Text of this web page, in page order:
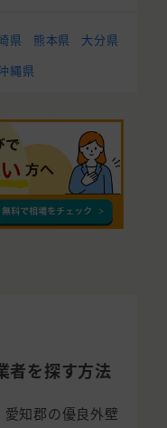
県 熊本県
大分県
縄県
者を探す方法
知郡の優良外壁